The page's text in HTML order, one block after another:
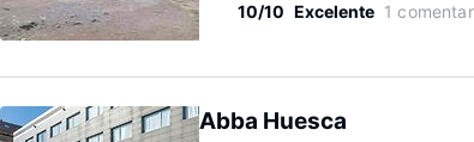
10/10 Excelente 1
Abba Huesca